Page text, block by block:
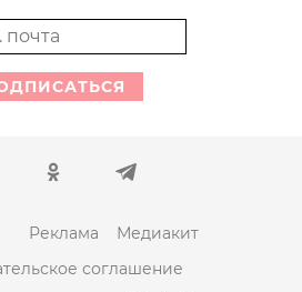
Реклама
Медиакит
соглашение